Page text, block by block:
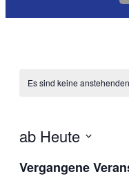
Es sind keine
ab Heute
wählen.
Vergangene